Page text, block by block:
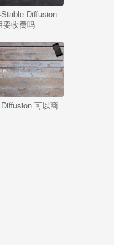
Diffusion
要收费吗
可以商